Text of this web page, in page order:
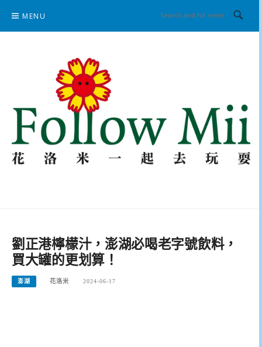
content
MENU
劉正港檸檬汁，澎湖必喝老字號飲料，
買大罐的更划算！
澎湖 花洛米 2024-06-17